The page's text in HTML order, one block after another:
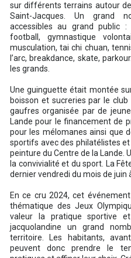
sur différents terrains autour
Saint-Jacques. Un grand
accessibles au grand public :
football, gymnastique
musculation, tai chi chuan,
l’arc, breakdance, skate,
les grands.
Une guinguette était montée
boisson et sucreries par le
gaufres organisée par de
Lande pour le financement de
pour les mélomanes ainsi que
sportifs avec des philatélistes
peinture du Centre de la Lande.
la convivialité et du sport. La
dernier vendredi du mois de juin
En ce cru 2024, cet
thématique des Jeux
valeur la pratique sportive
jacquolandine un grand
territoire. Les habitants,
peuvent donc prendre le